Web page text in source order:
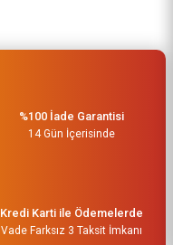
%100 İade Garantisi
14 Gün İçerisinde
Kredi Karti ile Ödemelerde
Vade Farksız 3 Taksit İmkanı